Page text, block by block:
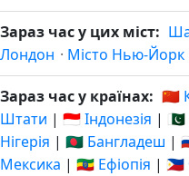
Зараз час у цих міст:
Лондон · Місто Нью-Йорк
Зараз час у країнах: 🇨🇳
Штати | 🇮🇩 Індонезія | 🇵🇰
Нігерія | 🇧🇩 Бангладеш |
Мексика | 🇪🇹 Ефіопія | 🇵🇭